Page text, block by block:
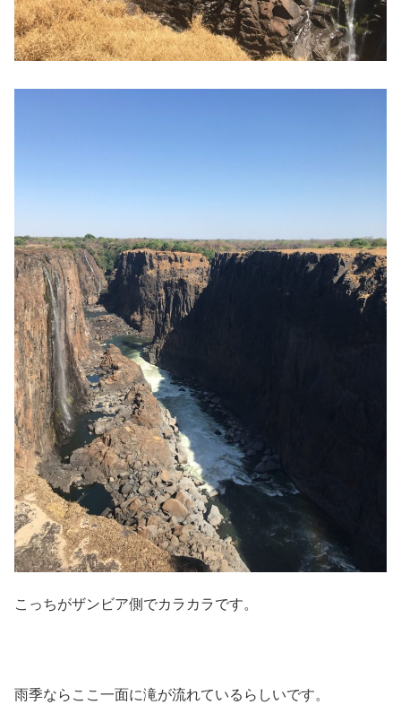
こっちがザンビア側でカラカラです。
雨季ならここ一面に滝が流れているらしいです。